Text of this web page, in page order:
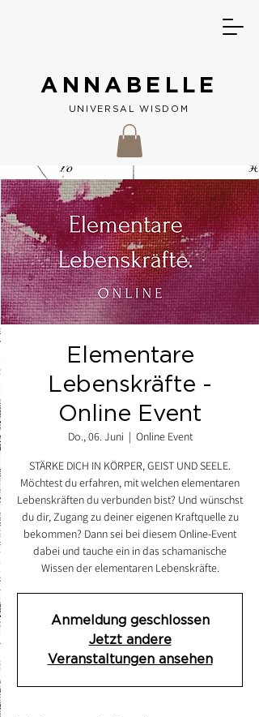
ANNABELLE
UNIVERSAL W ISDOM
Elementare
Lebenskräfte -
Online Event
Do., 06. Juni
  |
Online Event
STÄRKE DICH IN KÖRPER, GEIST UND SEELE.
Möchtest du erfahren, mit welchen elementaren
Lebenskräften du verbunden bist? Und wünschst
du dir, Zugang zu deiner eigenen Kraftquelle zu
bekommen? Dann sei bei diesem Online-Event
dabei und tauche ein in das schamanische
Wissen der elementaren Lebenskräfte.
Anmeldung geschlossen
Jetzt andere
Veranstaltungen ansehen